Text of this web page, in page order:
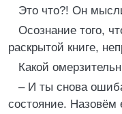
Это что?! Он
Осознание того,
раскрытой книге,
Какой
– И ты снова
состояние. Назовём